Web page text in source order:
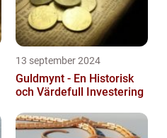
13 september 2024
Guldmynt - En Historisk
och Värdefull Investering